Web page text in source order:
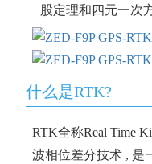
股定理和四元一次
什么是RTK?
RTK全称Real Time
波相位差分技术 , 是